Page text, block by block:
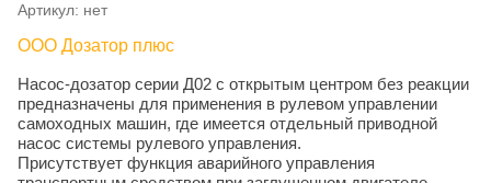
Артикул: нет
ООО Дозатор плюс
Насос-дозатор серии Д02 с открытым центром без реакции
предназначены для применения в рулевом управлении
самоходных машин, где имеется отдельный приводной
насос системы рулевого управления.
Присутствует функция аварийного управления